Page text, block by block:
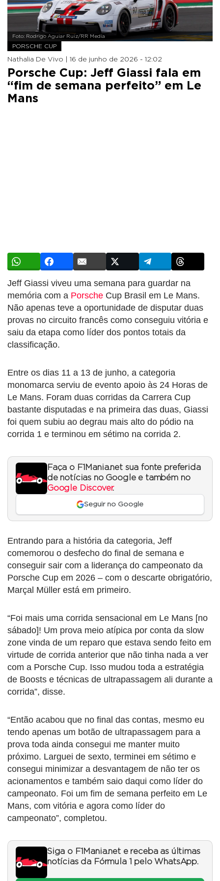
Foto: Rodrigo Aguiar Ruiz/RR Media
PORSCHE CUP
Nathalia De Vivo | 16 de junho de 2026 - 12:02
Porsche Cup: Jeff Giassi fala em
“fim de semana perfeito” em Le
Mans
Jeff Giassi viveu uma semana para guardar na
memória com a Porsche Cup Brasil em Le Mans.
Não apenas teve a oportunidade de disputar duas
provas no circuito francês como conseguiu vitória e
saiu da etapa como líder dos pontos totais da
classificação.
Entre os dias 11 a 13 de junho, a categoria
monomarca serviu de evento apoio às 24 Horas de
Le Mans. Foram duas corridas da Carrera Cup
bastante disputadas e na primeira das duas, Giassi
foi quem subiu ao degrau mais alto do pódio na
corrida 1 e terminou em sétimo na corrida 2.
Faça o F1Mania.net sua fonte preferida
de notícias no Google e também no
Google Discover.
Seguir no Google
Entrando para a história da categoria, Jeff
comemorou o desfecho do final de semana e
conseguir sair com a liderança do campeonato da
Porsche Cup em 2026 – com o descarte obrigatório,
Marçal Müller está em primeiro.
“Foi mais uma corrida sensacional em Le Mans [no
sábado]! Um prova meio atípica por conta da slow
zone vinda de um reparo que estava sendo feito em
virtude de corrida anterior que não tinha nada a ver
com a Porsche Cup. Isso mudou toda a estratégia
de Boosts e técnicas de ultrapassagem ali durante a
corrida”, disse.
“Então acabou que no final das contas, mesmo eu
tendo apenas um botão de ultrapassagem para a
prova toda ainda consegui me manter muito
próximo. Larguei de sexto, terminei em sétimo e
consegui minimizar a desvantagem de não ter os
acionamentos e também saio daqui como líder do
campeonato. Foi um fim de semana perfeito em Le
Mans, com vitória e agora como líder do
campeonato”, completou.
Siga o F1Mania.net e receba as últimas
notícias da Fórmula 1 pelo WhatsApp.